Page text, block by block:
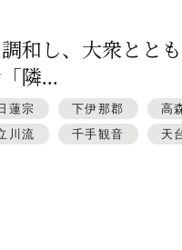
お問い合わせ
和し、大衆とと
隣...
蓮宗 下伊那郡 高
川流 千手観音 天